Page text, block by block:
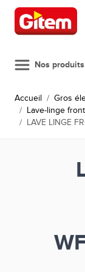
Allez au contenu
Nos produits
Accueil / Gros
/ Lave-linge
/ LAVE LINGE